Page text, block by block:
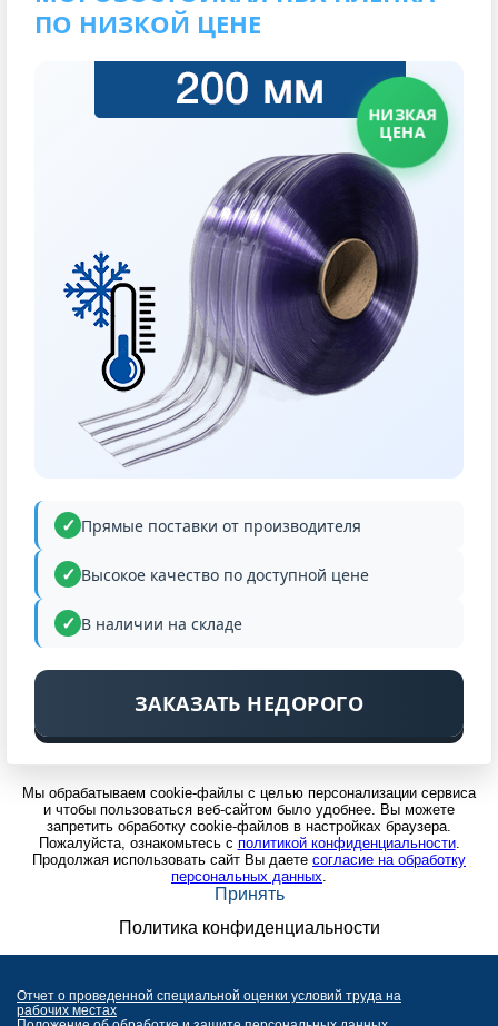
ПО НИЗКОЙ ЦЕНЕ
НИЗКАЯ
ЦЕНА
Прямые поставки от производителя
Высокое качество по доступной цене
В наличии на складе
ЗАКАЗАТЬ НЕДОРОГО
Мы обрабатываем cookie-файлы с целью персонализации сервиса
и чтобы пользоваться веб-сайтом было удобнее. Вы можете
запретить обработку cookie-файлов в настройках браузера.
Пожалуйста, ознакомьтесь с политикой конфиденциальности.
Продолжая использовать сайт Вы даете согласие на обработку
персональных данных.
Принять
Политика конфиденциальности
Отчет о проведенной специальной оценки условий труда на
рабочих местах